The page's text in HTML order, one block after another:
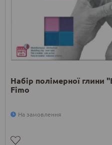
Набір полімерної глини
Fimo
На замовлення